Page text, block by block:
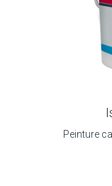
Peinture